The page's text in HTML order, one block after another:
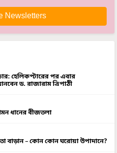
Newsletters
হেলিকপ্টারের পর এবার
ড. রাজারাম ত্রিপাঠী
ধানের বীজতলা
বাড়ান – কোন কোন ঘরোয়া উপাদানে?